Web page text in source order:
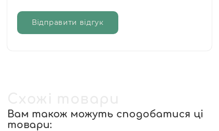
Відправити відгук
Вам також можуть сподобатися ці
товари: